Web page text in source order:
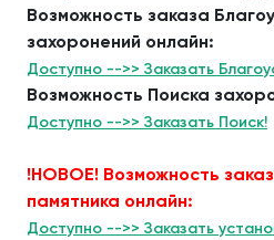
Возможность заказа
захоронений онлайн:
Доступно -->> Заказать
Возможность Поиска
Доступно -->> Заказать Поиск!
!НОВОЕ! Возможность
памятника онлайн:
Доступно -->> Заказать